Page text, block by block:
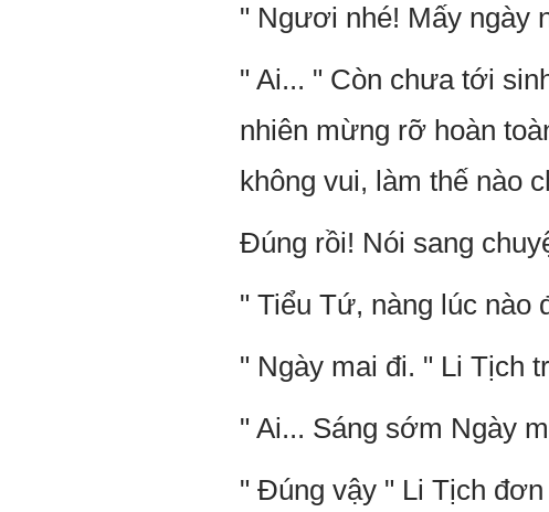
" Ngươi nhé! Mấy ngày
" Ai... " Còn chưa tới
nhiên mừng rỡ hoàn
không vui, làm thế nào
Đúng rồi! Nói sang
" Tiểu Tứ, nàng lúc nào
" Ngày mai đi. " Li Tịch
" Ai... Sáng sớm Ngày
" Đúng vậy " Li Tịch